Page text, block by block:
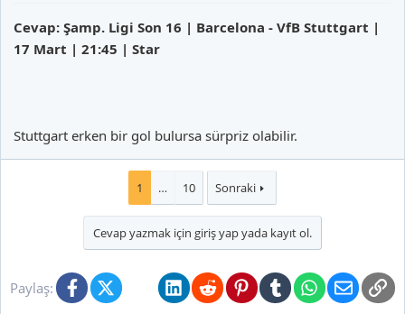
Cevap: Şamp. Ligi Son 16 | Barcelona - VfB Stuttgart |
17 Mart | 21:45 | Star
Stuttgart erken bir gol bulursa sürpriz olabilir.
1 … 10 Sonraki
Cevap yazmak için giriş yap yada kayıt ol.
Paylaş: FacebookX (Twitter)BlueskyLinkedInRedditPinterestTumblrWhatsApp
E-posta